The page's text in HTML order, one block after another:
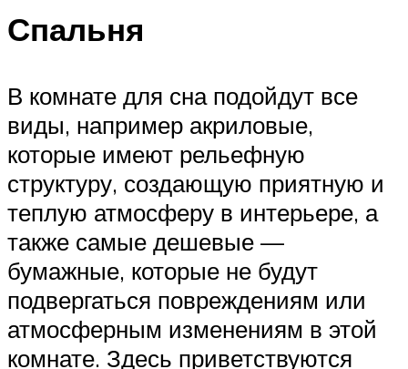
Спальня
В комнате для сна подойдут все
виды, например акриловые,
которые имеют рельефную
структуру, создающую приятную и
теплую атмосферу в интерьере, а
также самые дешевые —
бумажные, которые не будут
подвергаться повреждениям или
атмосферным изменениям в этой
комнате. Здесь приветствуются